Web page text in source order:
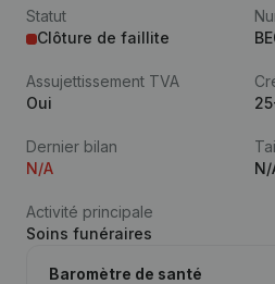
Statut
Clôture de faillite
Assujettissement TVA
Oui
Dernier bilan
N/A
N/
Activité principale
Soins funéraires
Baromètre de santé